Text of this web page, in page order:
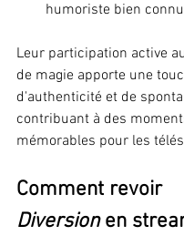
humoriste bien
Leur participation active
de magie apporte une
d'authenticité et de
contribuant à des
mémorables pour les
Comment revoir
Diversion en